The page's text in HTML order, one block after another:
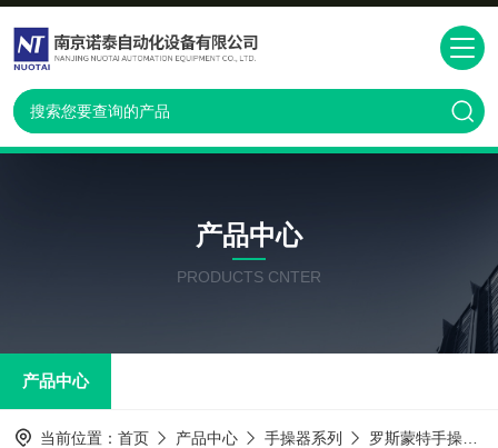
产品中心
PRODUCTS CNTER
产品中心
当前位置： 首页 产品中心 手操器系列 罗斯蒙特手操器